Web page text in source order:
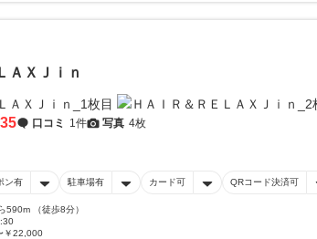
ＡＸＪｉｎ
口コミ 1件 写真 4枚
ン有 駐車場有 カード可 QRコード決済可
590m （徒歩8分）
￥22,000